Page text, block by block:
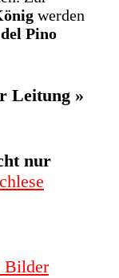
werden
Pino
Leitung »
nur
Bilder